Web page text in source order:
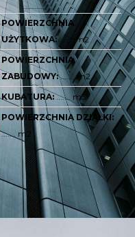
................
POWIERZCHNIA
UŻYTKOWA:....... m2
POWIERZCHNIA
ZABUDOWY:....... m2
KUBATURA:....... m3
POWIERZCHNIA DZIAŁKI:
....... m2